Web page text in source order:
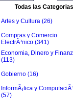
Todas las Categorias
Artes y Cultura (26)
Compras y Comercio
ElectrÃ³nico (341)
Economia, Dinero y
(113)
Gobierno (16)
InformÃ¡tica y
(57)